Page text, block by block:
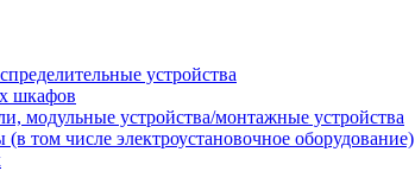
устройства
шкафов
модульные устройства/монтажные устройства
том числе электроустановочное оборудование)